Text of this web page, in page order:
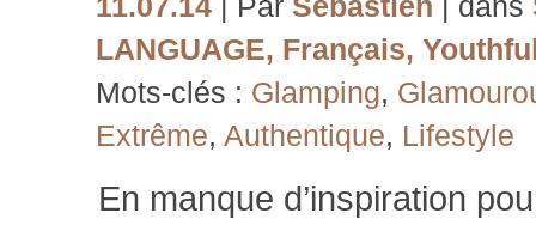
LANGUAGE, Français,
Mots-clés : Glamping,
Extrême, Authentique, Lifestyle
En manque d’inspiration